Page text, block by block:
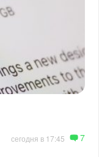
сегодня в 17:45 7